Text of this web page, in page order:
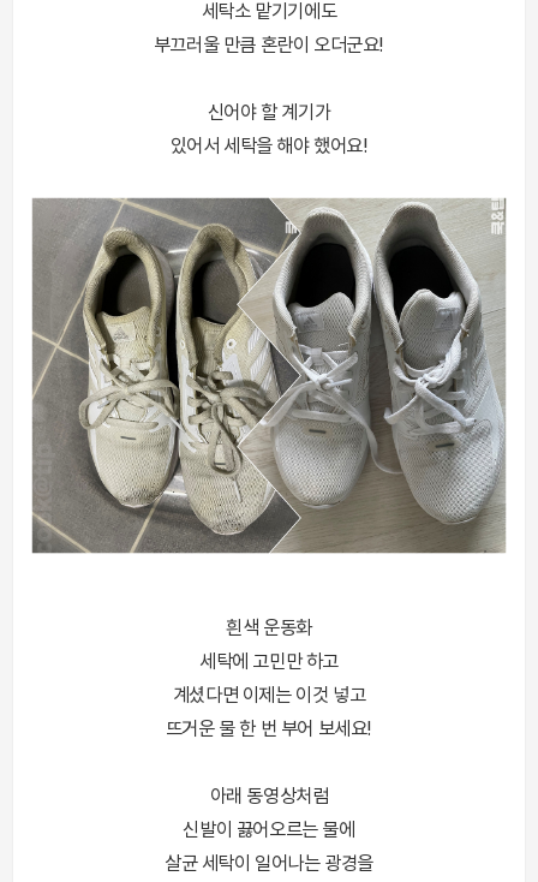
세탁소 맡기기에도
부끄러울 만큼 혼란이 오더군요!
신어야 할 계기가
있어서 세탁을 해야 했어요!
흰색 운동화
세탁에 고민만 하고
계셨다면 이제는 이것 넣고
뜨거운 물 한 번 부어 보세요!
아래 동영상처럼
신발이 끓어오르는 물에
살균 세탁이 일어나는 광경을